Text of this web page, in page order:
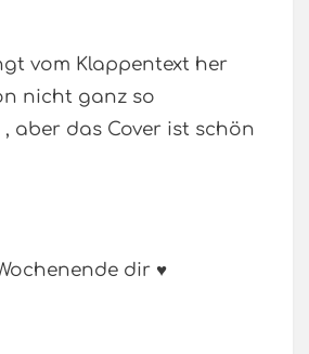
vom Klappentext her
nicht ganz so
aber das Cover ist schön
dir ♥